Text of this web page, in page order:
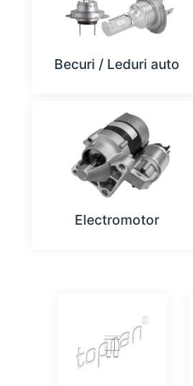
Becuri / Leduri auto
Electromotor